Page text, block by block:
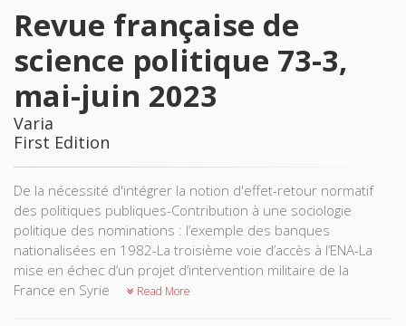
Revue française de
science politique 73-3,
mai-juin 2023
Varia
First Edition
De la nécessité d'intégrer la notion d'effet-retour normatif
des politiques publiques-Contribution à une sociologie
politique des nominations : l’exemple des banques
nationalisées en 1982-La troisième voie d’accès à l’ENA-La
mise en échec d’un projet d’intervention militaire de la
France en Syrie
Read More